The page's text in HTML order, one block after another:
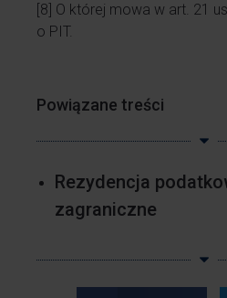
[8] O której mowa w art. 21
o PIT.
Powiązane treści
Rezydencja
zagraniczne